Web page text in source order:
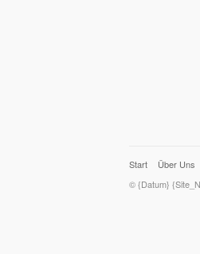
Start Über Uns
© {Datum}